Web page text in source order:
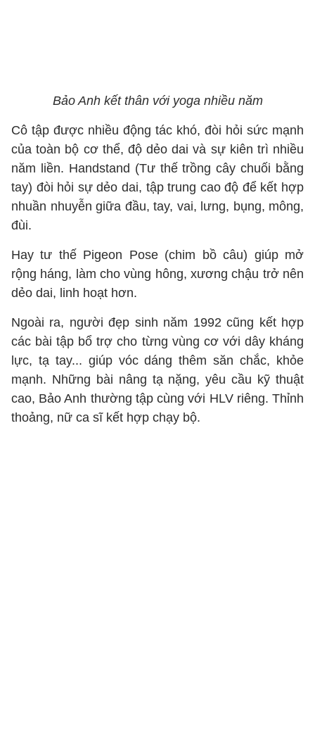
Bảo Anh kết thân với yoga nhiều năm
Cô tập được nhiều động tác khó, đòi hỏi sức mạnh
của toàn bộ cơ thể, độ dẻo dai và sự kiên trì nhiều
năm liền. Handstand (Tư thế trồng cây chuối bằng
tay) đòi hỏi sự dẻo dai, tập trung cao độ để kết hợp
nhuần nhuyễn giữa đầu, tay, vai, lưng, bụng, mông,
đùi.
Hay tư thế Pigeon Pose (chim bồ câu) giúp mở
rộng háng, làm cho vùng hông, xương chậu trở nên
dẻo dai, linh hoạt hơn.
Ngoài ra, người đẹp sinh năm 1992 cũng kết hợp
các bài tập bổ trợ cho từng vùng cơ với dây kháng
lực, tạ tay... giúp vóc dáng thêm săn chắc, khỏe
mạnh. Những bài nâng tạ nặng, yêu cầu kỹ thuật
cao, Bảo Anh thường tập cùng với HLV riêng. Thỉnh
thoảng, nữ ca sĩ kết hợp chạy bộ.